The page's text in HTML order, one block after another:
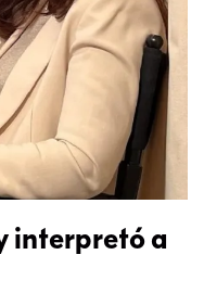
interpretó a